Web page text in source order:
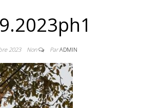
2023 Non ParADMIN